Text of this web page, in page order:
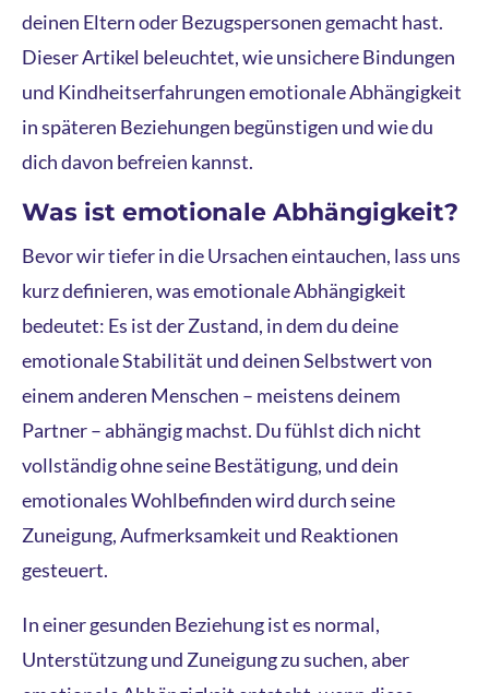
deinen Eltern oder Bezugspersonen gemacht hast.
Dieser Artikel beleuchtet, wie unsichere Bindungen
und Kindheitserfahrungen emotionale Abhängigkeit
in späteren Beziehungen begünstigen und wie du
dich davon befreien kannst.
Was ist emotionale Abhängigkeit?
Bevor wir tiefer in die Ursachen eintauchen, lass uns
kurz definieren, was emotionale Abhängigkeit
bedeutet: Es ist der Zustand, in dem du deine
emotionale Stabilität und deinen Selbstwert von
einem anderen Menschen – meistens deinem
Partner – abhängig machst. Du fühlst dich nicht
vollständig ohne seine Bestätigung, und dein
emotionales Wohlbefinden wird durch seine
Zuneigung, Aufmerksamkeit und Reaktionen
gesteuert.
In einer gesunden Beziehung ist es normal,
Unterstützung und Zuneigung zu suchen, aber